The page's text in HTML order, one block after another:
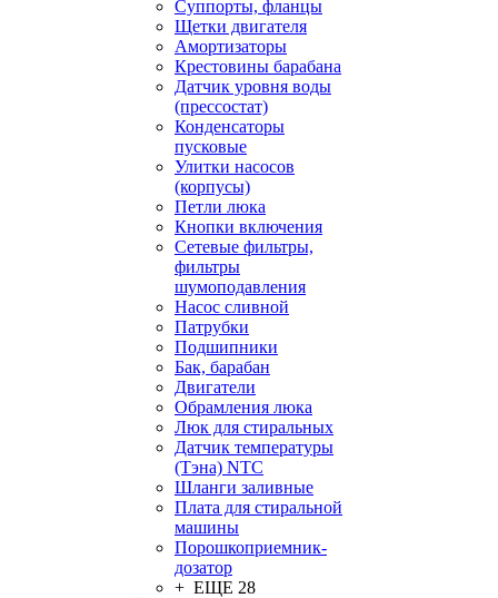
Суппорты, фланцы
Щетки двигателя
Амортизаторы
Крестовины барабана
Датчик уровня воды
(прессостат)
Конденсаторы
пусковые
Улитки насосов
(корпусы)
Петли люка
Кнопки включения
Сетевые фильтры,
фильтры
шумоподавления
Насос сливной
Патрубки
Подшипники
Бак, барабан
Двигатели
Обрамления люка
Люк для стиральных
Датчик температуры
(Тэна) NTC
Шланги заливные
Плата для стиральной
машины
Порошкоприемник-
дозатор
+ ЕЩЕ 28